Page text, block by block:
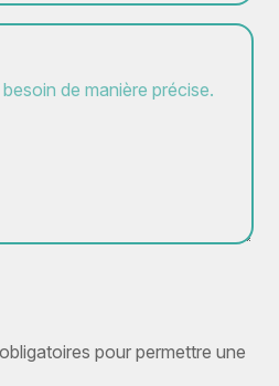
pour permettre une